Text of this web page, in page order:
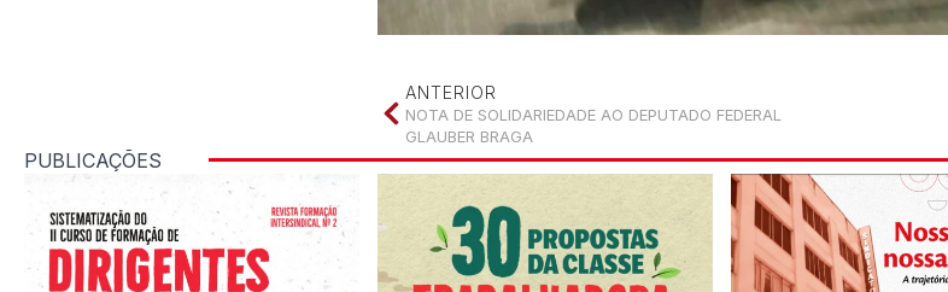
ANTERIOR
NOTA DE SOLIDARIEDADE AO DEPUTADO FEDERAL
GLAUBER BRAGA
PUBLICAÇÕES